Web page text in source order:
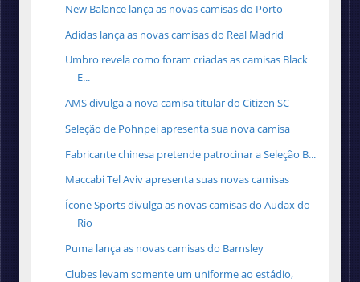
New Balance lança as novas camisas do Porto
Adidas lança as novas camisas do Real Madrid
Umbro revela como foram criadas as camisas Black
E...
AMS divulga a nova camisa titular do Citizen SC
Seleção de Pohnpei apresenta sua nova camisa
Fabricante chinesa pretende patrocinar a Seleção B...
Maccabi Tel Aviv apresenta suas novas camisas
Ícone Sports divulga as novas camisas do Audax do
Rio
Puma lança as novas camisas do Barnsley
Clubes levam somente um uniforme ao estádio,